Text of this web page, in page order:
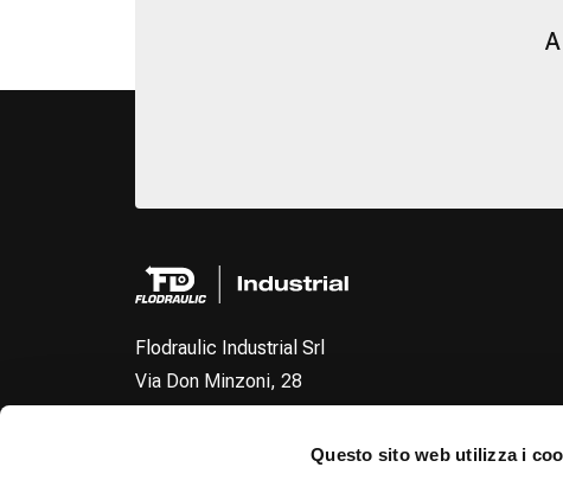
Questo sito web utilizza i
Flodraulic Industrial Srl
Via Don Minzoni, 28